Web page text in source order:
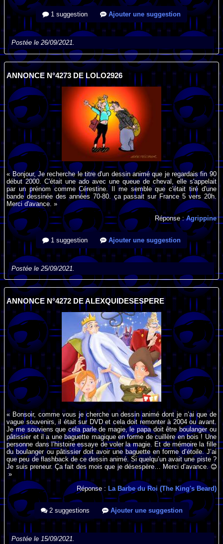
1 suggestion Ajouter une suggestion
Postée le 26/09/2021.
ANNONCE N°4273 DE LOLO2926
« Bonjour, Je recherche le titre d'un dessin animé que je regardais fin 90
début 2000. C'était une ado avec une queue de cheval, elle s'appelait
par un prénom comme Cérestine. Il me semble que c'était tiré d'une
bande dessinée des années 70-80. ça passait sur France 5 vers 20h.
Merci d'avance. »
Réponse :Agrippine
1 suggestion Ajouter une suggestion
Postée le 25/09/2021.
ANNONCE N°4272 DE ALEXQUIDESESPERE
« Bonsoir, comme vous je cherche un dessin animé dont je n’ai que de
vague souvenirs, il était sur DVD et cela doit remonter à 2004 ou avant.
Je me souviens que cela parle de magie, le papa doit être boulanger ou
pâtissier et il a une baguette magique en forme de cuillère en bois ! Une
personne dans l’histoire essaye de voler la magie. Et de mémoire la fille
du boulanger ou pâtissier doit avoir une baguette en forme d’étoile. J’ai
que peu de flashback de ce dessin animé. Si quelqu’un avait une piste ?
Je suis preneur. Ça fait des mois que je désespère… Merci d’avance.
»
Réponse : La Barbe du Roi (The King's Beard)
2 suggestions Ajouter une suggestion
Postée le 15/09/2021.